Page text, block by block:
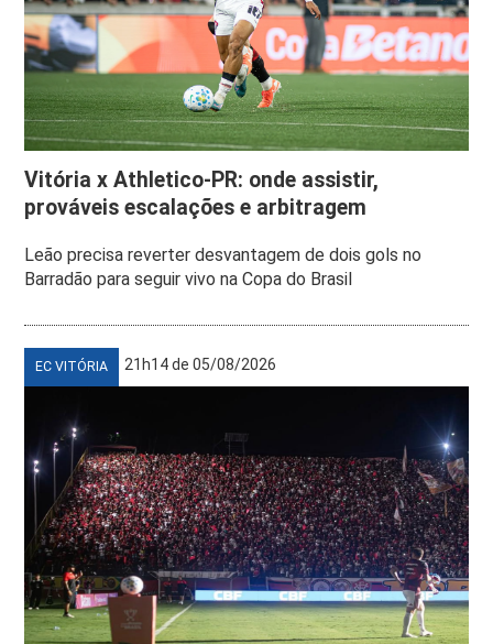
Vitória x Athletico-PR: onde assistir,
prováveis escalações e arbitragem
Leão precisa reverter desvantagem de dois gols no
Barradão para seguir vivo na Copa do Brasil
EC VITÓRIA 21h14 de 05/08/2026